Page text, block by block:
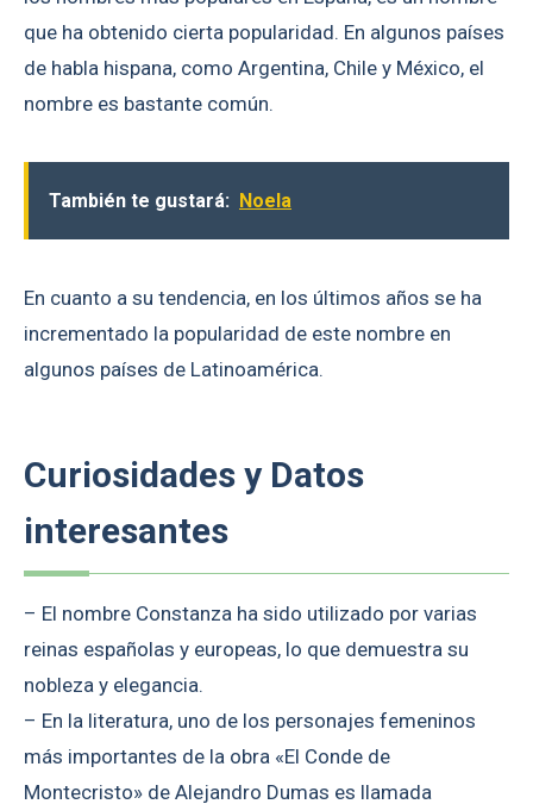
que ha obtenido cierta popularidad. En algunos países
de habla hispana, como Argentina, Chile y México, el
nombre es bastante común.
También te gustará: Noela
En cuanto a su tendencia, en los últimos años se ha
incrementado la popularidad de este nombre en
algunos países de Latinoamérica.
Curiosidades y Datos
interesantes
– El nombre Constanza ha sido utilizado por varias
reinas españolas y europeas, lo que demuestra su
nobleza y elegancia.
– En la literatura, uno de los personajes femeninos
más importantes de la obra «El Conde de
Montecristo» de Alejandro Dumas es llamada